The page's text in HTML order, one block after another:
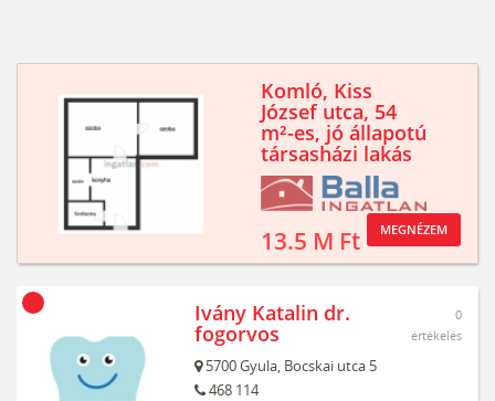
Komló, Kiss
József utca, 54
m²-es, jó állapotú
társasházi lakás
13.5 M Ft MEGNÉZEM
Ivány Katalin dr.
fogorvos
5700Gyula, Bocskai utca 5
468 114
0
értékelés